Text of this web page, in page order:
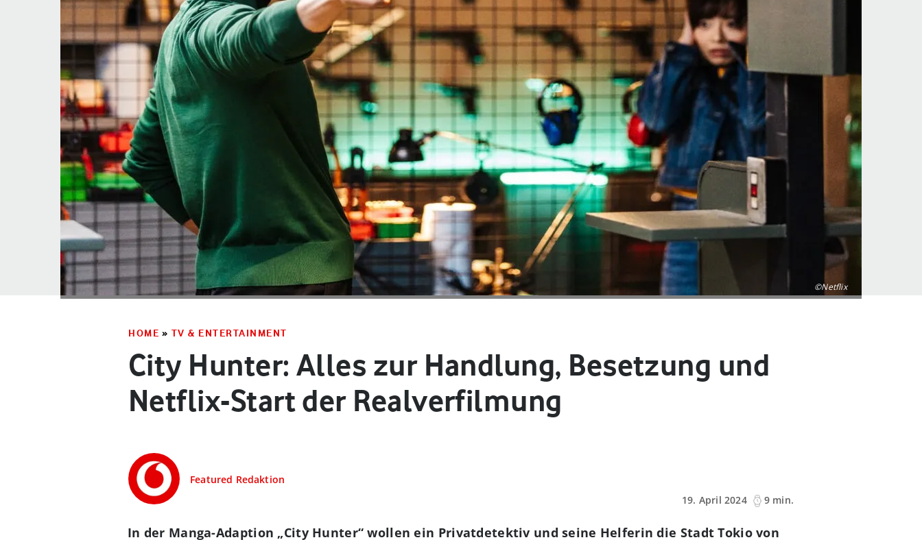
©Netflix
HOME » TV & ENTERTAINMENT
City Hunter: Alles zur Handlung, Besetzung und
Netflix-Start der Realverfilmung
Featured Redaktion
19. April 2024
9 min.
In der Manga-Adaption „City Hunter“ wollen ein Privatdetektiv und seine Helferin die Stadt Tokio von